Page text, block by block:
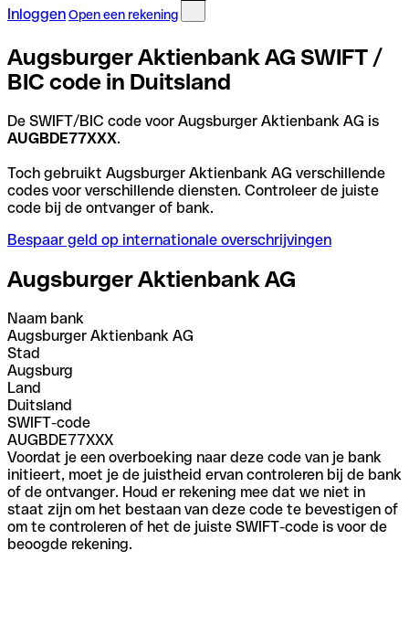
InloggenOpen een rekening
Augsburger Aktienbank AG SWIFT /
BIC code in Duitsland
De SWIFT/BIC code voor Augsburger Aktienbank AG is
AUGBDE77XXX.
Toch gebruikt Augsburger Aktienbank AG verschillende
codes voor verschillende diensten. Controleer de juiste
code bij de ontvanger of bank.
Bespaar geld op internationale overschrijvingen
Augsburger Aktienbank AG
Naam bank
Augsburger Aktienbank AG
Stad
Augsburg
Land
Duitsland
SWIFT-code
AUGBDE77XXX
Voordat je een overboeking naar deze code van je bank
initieert, moet je de juistheid ervan controleren bij de bank
of de ontvanger. Houd er rekening mee dat we niet in
staat zijn om het bestaan van deze code te bevestigen of
om te controleren of het de juiste SWIFT-code is voor de
beoogde rekening.